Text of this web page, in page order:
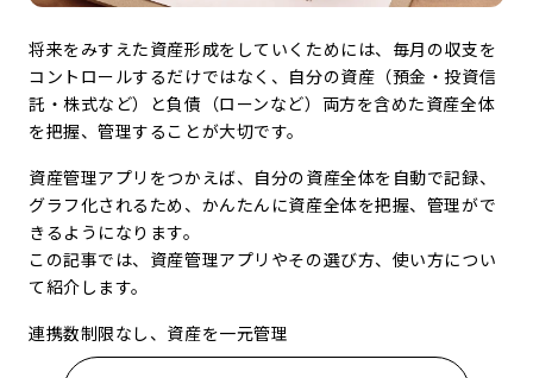
将来をみすえた資産形成をしていくためには、毎月の収支を
コントロールするだけではなく、自分の資産（預金・投資信
託・株式など）と負債（ローンなど）両方を含めた資産全体
を把握、管理することが大切です。
資産管理アプリをつかえば、自分の資産全体を自動で記録、
グラフ化されるため、かんたんに資産全体を把握、管理がで
きるようになります。
この記事では、資産管理アプリやその選び方、使い方につい
て紹介します。
連携数制限なし、資産を一元管理